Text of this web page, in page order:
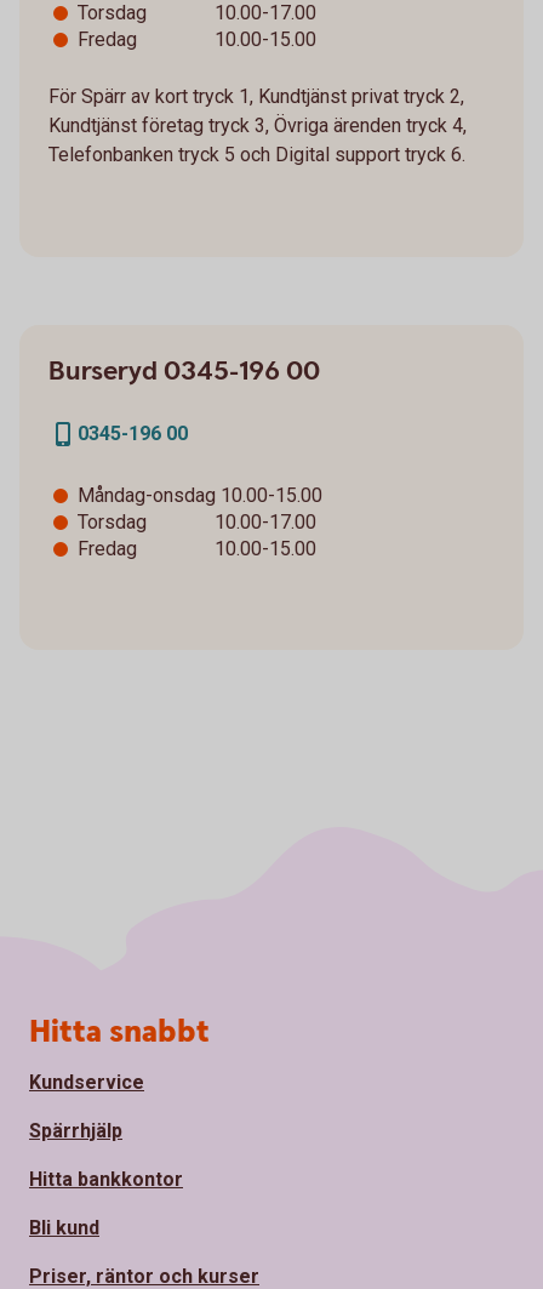
Torsdag 10.00-17.00
Fredag 10.00-15.00
För Spärr av kort tryck 1, Kundtjänst privat tryck 2,
Kundtjänst företag tryck 3, Övriga ärenden tryck 4,
Telefonbanken tryck 5 och Digital support tryck 6.
Burseryd 0345-196 00
0345-196 00
Måndag-onsdag 10.00-15.00
Torsdag 10.00-17.00
Fredag 10.00-15.00
Sidfot
Hitta snabbt
Kundservice
Spärrhjälp
Hitta bankkontor
Bli kund
Priser, räntor och kurser